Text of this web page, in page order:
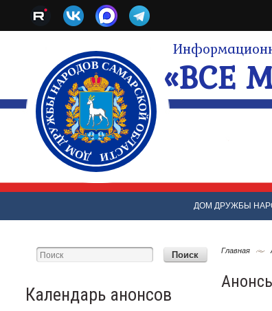
«ВСЕ
ДОМ ДРУЖБЫ
Календарь анонсов
Главная